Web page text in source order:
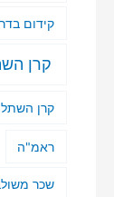
קידום
קרן
קרן
ראמ"ה
שכר